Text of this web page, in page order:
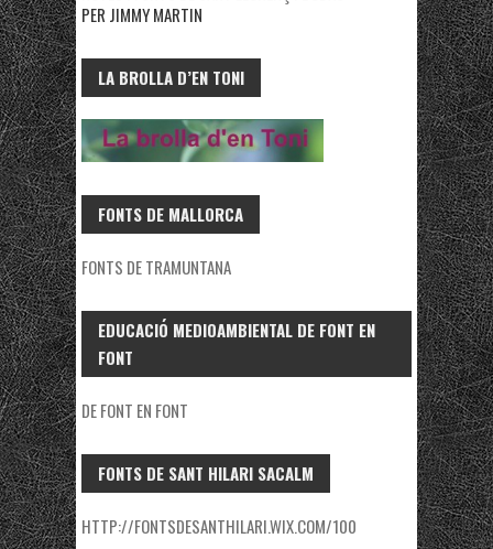
PER JIMMY MARTIN
LA BROLLA D’EN TONI
FONTS DE MALLORCA
FONTS DE TRAMUNTANA
EDUCACIÓ MEDIOAMBIENTAL DE FONT EN
FONT
DE FONT EN FONT
FONTS DE SANT HILARI SACALM
HTTP://FONTSDESANTHILARI.WIX.COM/100